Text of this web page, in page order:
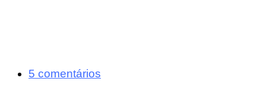
5 comentários